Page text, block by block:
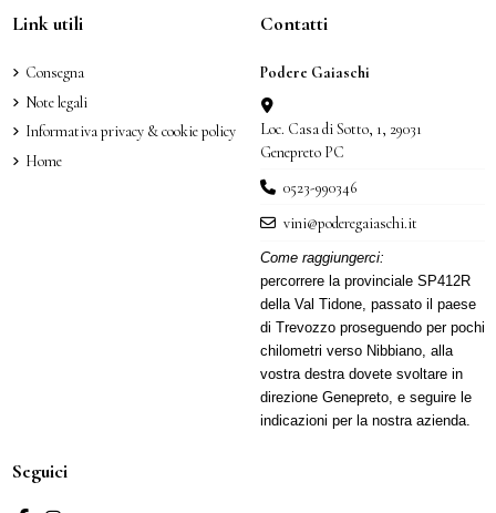
Link utili
Consegna
Note legali
Informativa privacy & cookie policy
Home
Contatti
Podere Gaiaschi
Loc. Casa di Sotto, 1, 29031
Genepreto PC
0523-990346
vini@poderegaiaschi.it
Come raggiungerci:
percorrere la provinciale SP412R
della Val Tidone, passato il paese
di Trevozzo proseguendo per pochi
chilometri verso Nibbiano, alla
vostra destra dovete svoltare in
direzione Genepreto, e seguire le
indicazioni per la nostra azienda.
Seguici